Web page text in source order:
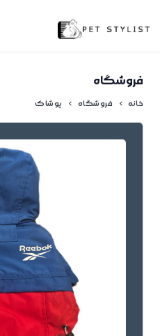
فروشگاه
خانه فروشگاه پوشاک